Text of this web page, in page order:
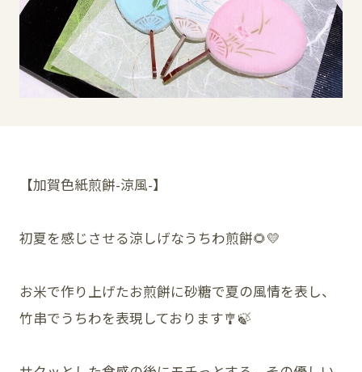
【加賀色紙煎餅-涼風-】
初夏を感じさせる涼しげなうちわ煎餅🌻💛
お米で作り上げたお煎餅に砂糖で夏の風情を表し、
竹串でうちわを表現しております🎐🍃